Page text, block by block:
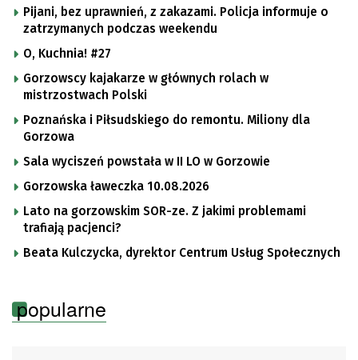
Pijani, bez uprawnień, z zakazami. Policja informuje o
zatrzymanych podczas weekendu
O, Kuchnia! #27
Gorzowscy kajakarze w głównych rolach w
mistrzostwach Polski
Poznańska i Piłsudskiego do remontu. Miliony dla
Gorzowa
Sala wyciszeń powstała w II LO w Gorzowie
Gorzowska ławeczka 10.08.2026
Lato na gorzowskim SOR-ze. Z jakimi problemami
trafiają pacjenci?
Beata Kulczycka, dyrektor Centrum Usług Społecznych
popularne